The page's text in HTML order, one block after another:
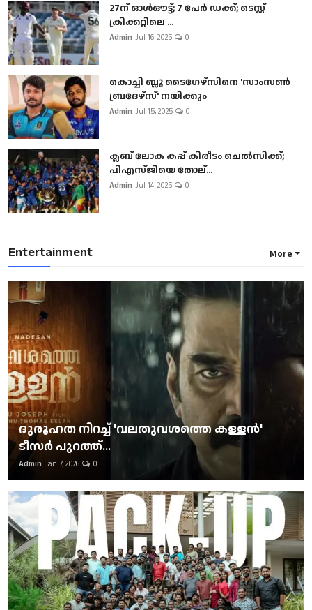
27ന് ഓൾഔട്ട്; 7 പേർ ഡക്ക്; ടെസ്റ്റ്
ക്രിക്കറ്റിലെ ...
Admin Jul 16, 2025 0
കൊച്ചി ബ്ലൂ ടൈഗേഴ്സിനെ 'സാംസൺ
ബ്രദേഴ്സ്' നയിക്കും
Admin Jul 15, 2025 0
ക്ലബ് ലോക കപ്പ് കിരീടം ചെല്‍സിക്ക്;
പിഎസ്ജിയെ തോല്...
Admin Jul 14, 2025 0
Entertainment More
ദുരൂഹത നിറച്ച് 'വലതുവശത്തെ കള്ളന്‍'
ടീസര്‍ പുറത്ത്...
Admin Jan 7, 2026 0